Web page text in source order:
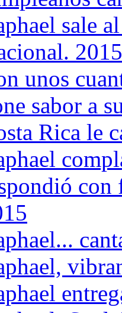
sale
unos
sabor a
Rica le
con